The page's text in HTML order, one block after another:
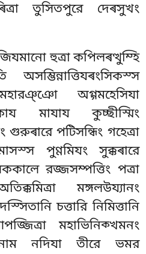
তুসিতপুরে দেৰসুখং
হুত্ৰা কপিলৰত্থুম্হি
অগ্গমহেসিযা
মাযায কুচ্ছীস্মিং
পটিসন্ধিং গহেত্ৰা
পুণ্ণমিযং সুক্কৰারে
রজ্জসম্পত্তিং পত্ৰা
মঙ্গলউয্যানং
চত্তারি নিমিত্তানি
মহাভিনিক্খমনং
নদিযা তীরে ভমর